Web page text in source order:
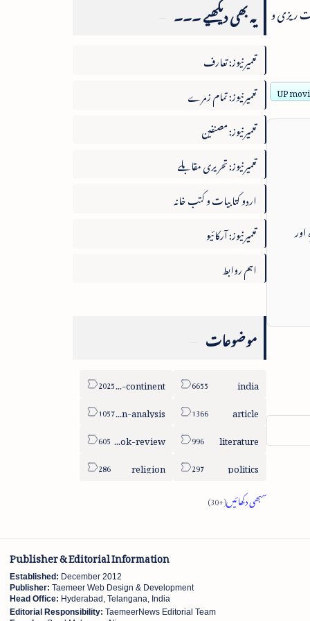
ریزی و
UP
یہ بھی دیکھیے ۔۔۔
تعمیرنیوز: تعارف
تعمیرنیوز: تمام زمرے
تعمیرنیوز: مصنفین
تعمیرنیوز: تحریری مقابلے
اردو کتابیات و کتب خانہ
تعمیرنیوز: آرکائیو
اہم روابط
موضوعات
india
sub-continent
article
column-analysis
literature
book-review
politics
religion
Publisher & Editorial Information
Established: December 2012
Publisher: Taemeer Web Design & Development
Head Office: Hyderabad, Telangana, India
Editorial Responsibility: TaemeerNews Editorial Team